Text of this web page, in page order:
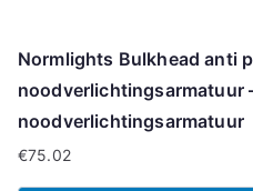
Normlights Bulkhead anti
noodverlichtingsarmatuur
noodverlichtingsarmatuur
€75.02